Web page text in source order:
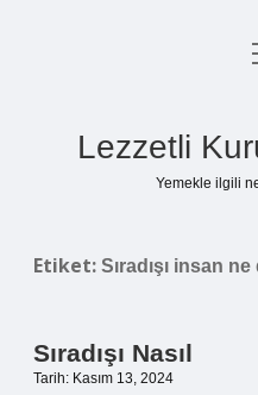
Lezzetli
Yemekle ilgili
Etiket: Sıradışı insan
Sıradışı Nasıl
Tarih: Kasım 13, 2024